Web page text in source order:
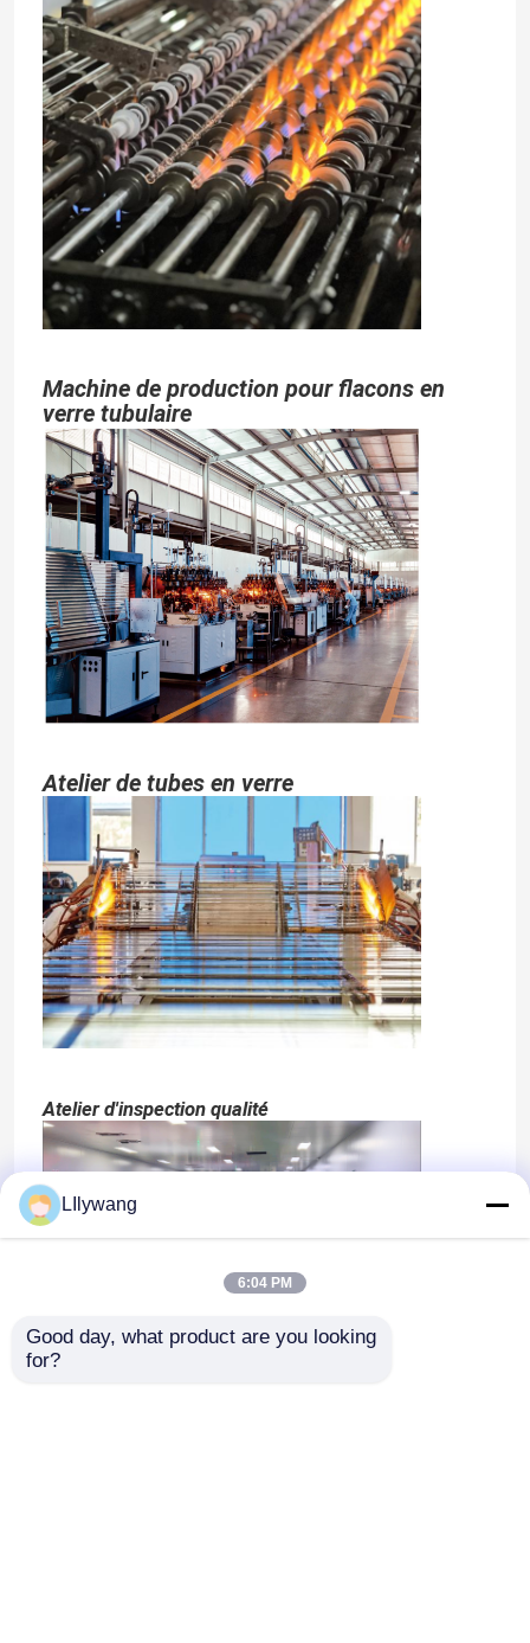
Machine de production pour flacons en
verre tubulaire
Atelier de tubes en verre
Atelier d'inspection qualité
LIlywang
6:04 PM
Good day, what product are you looking
for?